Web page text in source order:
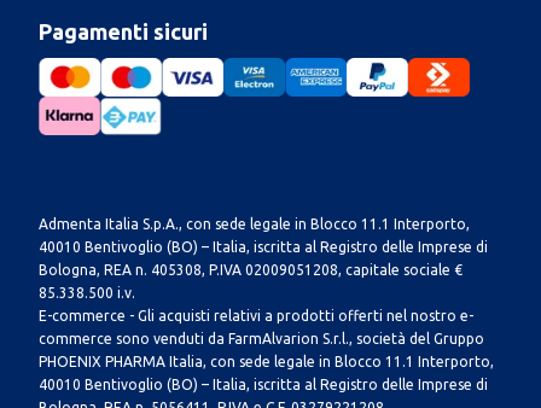
Pagamenti sicuri
Admenta Italia S.p.A., con sede legale in Blocco 11.1 Interporto,
40010 Bentivoglio (BO) – Italia, iscritta al Registro delle Imprese di
Bologna, REA n. 405308, P.IVA 02009051208, capitale sociale €
85.338.500 i.v.
E-commerce - Gli acquisti relativi a prodotti offerti nel nostro e-
commerce sono venduti da FarmAlvarion S.r.l., società del Gruppo
PHOENIX PHARMA Italia, con sede legale in Blocco 11.1 Interporto,
40010 Bentivoglio (BO) – Italia, iscritta al Registro delle Imprese di